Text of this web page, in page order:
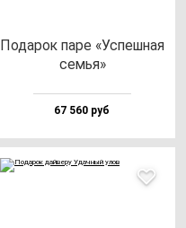
Пода­рок па­ре «Успеш­ная
семья»
67 560 руб